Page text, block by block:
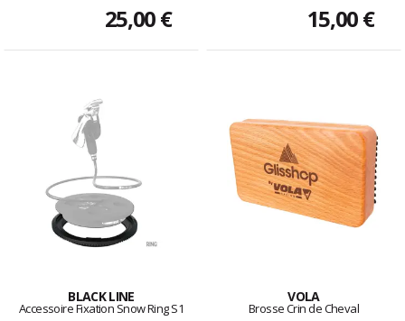
25,00 € 15,00 €
BLACK LINE
Accessoire Fixation Snow Ring S1
VOLA
Brosse Crin de Cheval